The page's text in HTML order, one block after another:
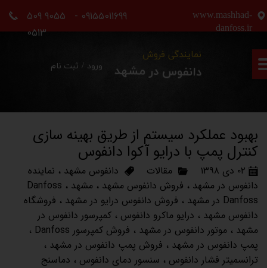
www.mashhad-
danfoss.ir
09155011699 - 9055 509
0513
نمایندگی فروش
ورود / ثبت نام
حساب کاربری من
تغییر گذر واژه
سفارشات
دانفوس در مشهد
‏بهبود عملکرد سیستم از طریق بهینه سازی
کنترل پمپ‏ با درایو آکوا دانفوس
۰۲ دی ۱۳۹۸ مقالات دانفوس مشهد ، نماینده
دانفوس در مشهد ، فروش دانفوس مشهد ، مشهد Danfoss ،
Danfoss در مشهد
، فروش دانفوس درایو در مشهد ، فروشگاه
دانفوس مشهد ، درایو ماکرو دانفوس ، کمپرسور دانفوس در
مشهد ، موتور دانفوس در مشهد ، فروش کمپرسور Danfoss
،
پمپ دانفوس در مشهد ، فروش پمپ دانفوس در مشهد ،
ترانسمیتر فشار دانفوس ، سنسور دمای دانفوس ، دماسنج